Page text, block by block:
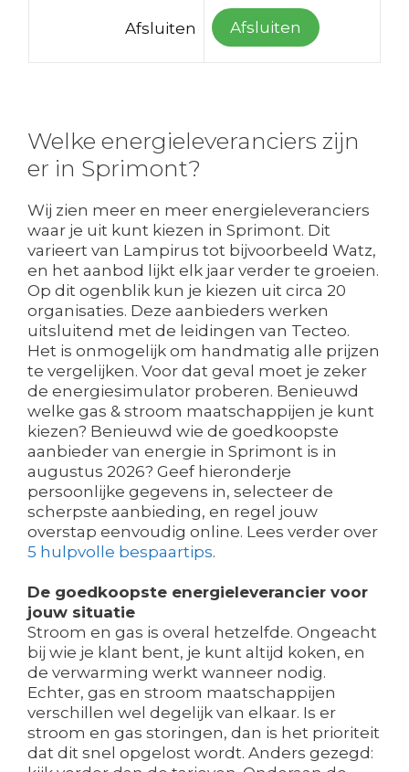
Afsluiten Afsluiten
Welke energieleveranciers zijn
er in Sprimont?
Wij zien meer en meer energieleveranciers
waar je uit kunt kiezen in Sprimont. Dit
varieert van Lampirus tot bijvoorbeeld Watz,
en het aanbod lijkt elk jaar verder te groeien.
Op dit ogenblik kun je kiezen uit circa 20
organisaties. Deze aanbieders werken
uitsluitend met de leidingen van Tecteo.
Het is onmogelijk om handmatig alle prijzen
te vergelijken. Voor dat geval moet je zeker
de energiesimulator proberen. Benieuwd
welke gas & stroom maatschappijen je kunt
kiezen? Benieuwd wie de goedkoopste
aanbieder van energie in Sprimont is in
augustus 2026? Geef hieronderje
persoonlijke gegevens in, selecteer de
scherpste aanbieding, en regel jouw
overstap eenvoudig online. Lees verder over
5 hulpvolle bespaartips.
De goedkoopste energieleverancier voor
jouw situatie
Stroom en gas is overal hetzelfde. Ongeacht
bij wie je klant bent, je kunt altijd koken, en
de verwarming werkt wanneer nodig.
Echter, gas en stroom maatschappijen
verschillen wel degelijk van elkaar. Is er
stroom en gas storingen, dan is het prioriteit
dat dit snel opgelost wordt. Anders gezegd: